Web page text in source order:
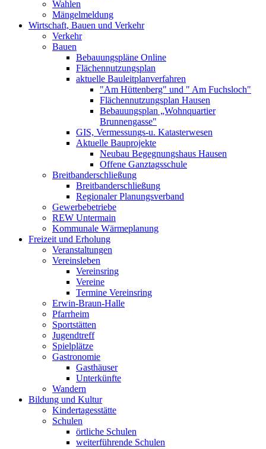
Wahlen
Mängelmeldung
Wirtschaft, Bauen und Verkehr
Verkehr
Bauen
Bebauungspläne Online
Flächennutzungsplan
aktuelle Bauleitplanverfahren
"Am Hüttenberg" und " Am Fuchsloch"
Flächennutzungsplan Hausen
Bebauungsplan „Wohnquartier
Brunnengasse"
GIS, Vermessungs-u. Katasterwesen
Aktuelle Bauprojekte
Neubau Begegnungshaus Hausen
Offene Ganztagsschule
Breitbanderschließung
Breitbanderschließung
Regionaler Planungsverband
Gewerbebetriebe
REW Untermain
Kommunale Wärmeplanung
Freizeit und Erholung
Veranstaltungen
Vereinsleben
Vereinsring
Vereine
Termine Vereinsring
Erwin-Braun-Halle
Pfarrheim
Sportstätten
Jugendtreff
Spielplätze
Gastronomie
Gasthäuser
Unterkünfte
Wandern
Bildung und Kultur
Kindertagesstätte
Schulen
örtliche Schulen
weiterführende Schulen